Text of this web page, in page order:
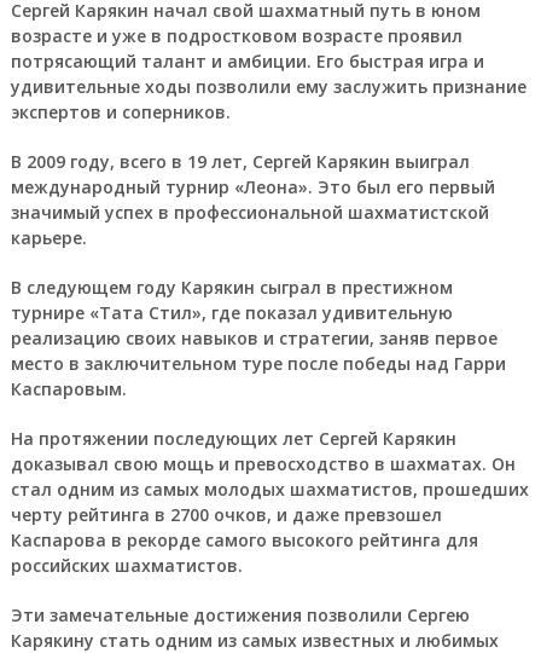
Сергей Карякин начал свой шахматный путь в юном
возрасте и уже в подростковом возрасте проявил
потрясающий талант и амбиции. Его быстрая игра и
удивительные ходы позволили ему заслужить признание
экспертов и соперников.
В 2009 году, всего в 19 лет, Сергей Карякин выиграл
международный турнир «Леона». Это был его первый
значимый успех в профессиональной шахматистской
карьере.
В следующем году Карякин сыграл в престижном
турнире «Тата Стил», где показал удивительную
реализацию своих навыков и стратегии, заняв первое
место в заключительном туре после победы над Гарри
Каспаровым.
На протяжении последующих лет Сергей Карякин
доказывал свою мощь и превосходство в шахматах. Он
стал одним из самых молодых шахматистов, прошедших
черту рейтинга в 2700 очков, и даже превзошел
Каспарова в рекорде самого высокого рейтинга для
российских шахматистов.
Эти замечательные достижения позволили Сергею
Карякину стать одним из самых известных и любимых